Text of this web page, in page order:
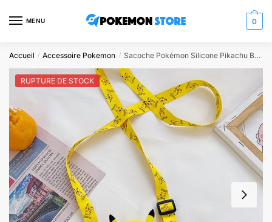
MENU 0
Accueil / Accessoire Pokemon / Sacoche Pokémon Silicone Pikachu Baby
RUPTURE DE STOCK